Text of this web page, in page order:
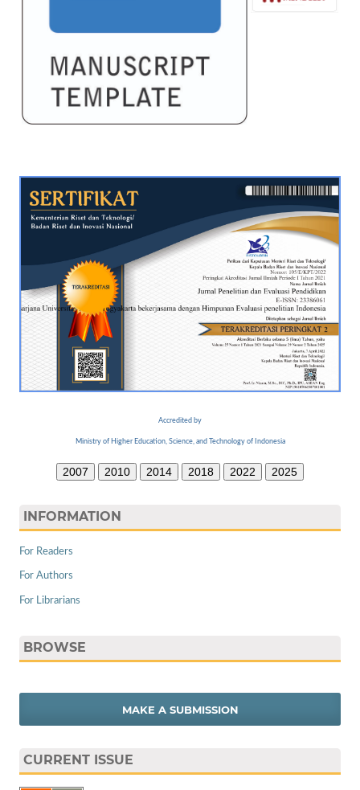
Accredited by
Ministry of Higher Education, Science, and Technology of Indonesia
2007 2010 2014 2018 2022 2025
INFORMATION
For Readers
For Authors
For Librarians
BROWSE
MAKE A SUBMISSION
CURRENT ISSUE